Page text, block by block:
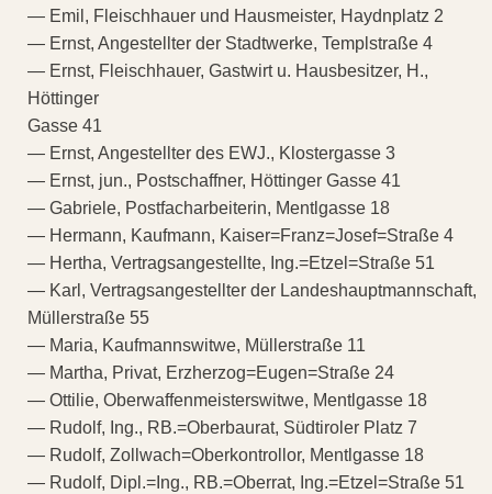
— Emil, Fleischhauer und Hausmeister, Haydnplatz 2
— Ernst, Angestellter der Stadtwerke, Templstraße 4
— Ernst, Fleischhauer, Gastwirt u. Hausbesitzer, H.,
Höttinger
Gasse 41
— Ernst, Angestellter des EWJ., Klostergasse 3
— Ernst, jun., Postschaffner, Höttinger Gasse 41
— Gabriele, Postfacharbeiterin, Mentlgasse 18
— Hermann, Kaufmann, Kaiser=Franz=Josef=Straße 4
— Hertha, Vertragsangestellte, Ing.=Etzel=Straße 51
— Karl, Vertragsangestellter der Landeshauptmannschaft,
Müllerstraße 55
— Maria, Kaufmannswitwe, Müllerstraße 11
— Martha, Privat, Erzherzog=Eugen=Straße 24
— Ottilie, Oberwaffenmeisterswitwe, Mentlgasse 18
— Rudolf, Ing., RB.=Oberbaurat, Südtiroler Platz 7
— Rudolf, Zollwach=Oberkontrollor, Mentlgasse 18
— Rudolf, Dipl.=Ing., RB.=Oberrat, Ing.=Etzel=Straße 51